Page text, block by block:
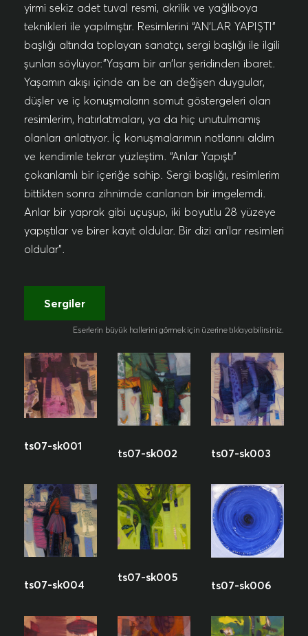
yirmi sekiz adet tuval resmi, akrilik ve yağlıboya
teknikleri ile yapılmıştır. Resimlerini “AN’LAR YAPIŞTI”
başlığı altında toplayan sanatçı, sergi başlığı ile ilgili
şunları söylüyor:”Yaşam bir an’lar şeridinden ibaret.
Yaşamın akışı içinde an be an değişen duygular,
düşler ve iç konuşmaların somut göstergeleri olan
resimlerim, hatırlatmaları, ya da hiç unutulmamış
olanları anlatıyor. İç konuşmalarımın notlarını aldım
ve kendimle tekrar yüzleştim. “Anlar Yapıştı”
çokanlamlı bir içeriğe sahip. Sergi başlığı, resimlerim
bittikten sonra zihnimde canlanan bir imgelemdi.
Anlar bir yaprak gibi uçuşup, iki boyutlu 28 yüzeye
yapıştılar ve birer kayıt oldular. Bir dizi an’lar resimleri
oldular”.
Sergiler
Eserlerin büyük hallerini görmek için üzerine tıklayabilirsiniz.
ts07-sk001
ts07-sk002 ts07-sk003
ts07-sk004
ts07-sk005
ts07-sk006